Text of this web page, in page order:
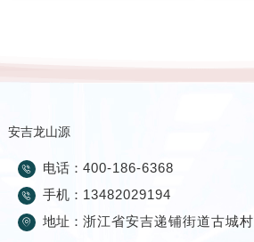
安吉龙山源
电话： 400-186-6368
手机： 13482029194
地址： 浙江省安吉递铺街道古城村